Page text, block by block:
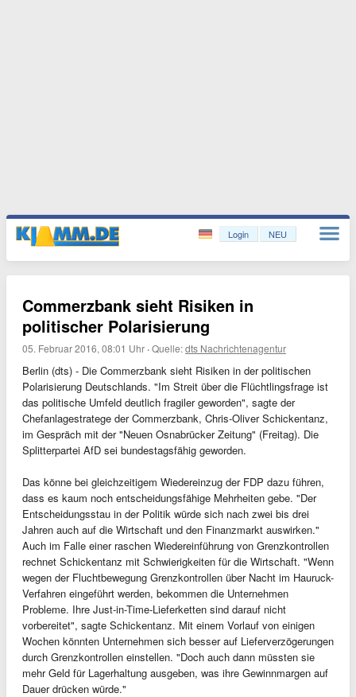
Login NEU
Commerzbank sieht Risiken in
politischer Polarisierung
05. Februar 2016, 08:01 Uhr ·Quelle:dts Nachrichtenagentur
Berlin (dts) - Die Commerzbank sieht Risiken in der politischen
Polarisierung Deutschlands. "Im Streit über die Flüchtlingsfrage ist
das politische Umfeld deutlich fragiler geworden", sagte der
Chefanlagestratege der Commerzbank, Chris-Oliver Schickentanz,
im Gespräch mit der "Neuen Osnabrücker Zeitung" (Freitag). Die
Splitterpartei AfD sei bundestagsfähig geworden.
Das könne bei gleichzeitigem Wiedereinzug der FDP dazu führen,
dass es kaum noch entscheidungsfähige Mehrheiten gebe. "Der
Entscheidungsstau in der Politik würde sich nach zwei bis drei
Jahren auch auf die Wirtschaft und den Finanzmarkt auswirken."
Auch im Falle einer raschen Wiedereinführung von Grenzkontrollen
rechnet Schickentanz mit Schwierigkeiten für die Wirtschaft. "Wenn
wegen der Fluchtbewegung Grenzkontrollen über Nacht im Hauruck-
Verfahren eingeführt werden, bekommen die Unternehmen
Probleme. Ihre Just-in-Time-Lieferketten sind darauf nicht
vorbereitet", sagte Schickentanz. Mit einem Vorlauf von einigen
Wochen könnten Unternehmen sich besser auf Lieferverzögerungen
durch Grenzkontrollen einstellen. "Doch auch dann müssten sie
mehr Geld für Lagerhaltung ausgeben, was ihre Gewinnmargen auf
Dauer drücken würde."